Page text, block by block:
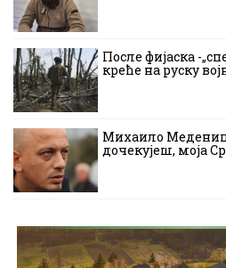
После фијаска -
креће на руску
Михаило
дочекујеш, моја